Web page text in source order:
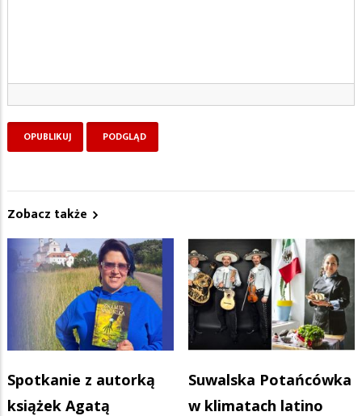
Zobacz także
Spotkanie z autorką
książek Agatą
Suwalska Potańcówka
w klimatach latino